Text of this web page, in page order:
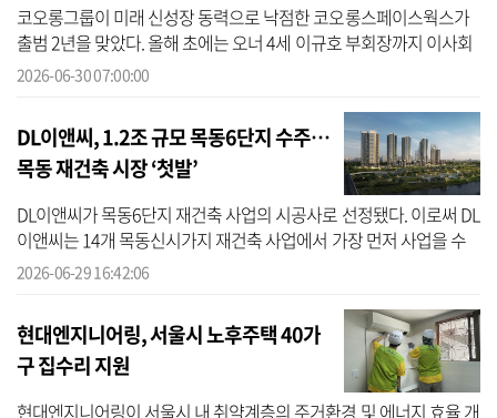
코오롱그룹이 미래 신성장 동력으로 낙점한 코오롱스페이스웍스가
출범 2년을 맞았다. 올해 초에는 오너 4세 이규호 부회장까지 이사회
에 합류하며 그룹 차원에서 힘을 쏟는 분위기다. 다만 회사가 2년 연
2026-06-30 07:00:00
DL이앤씨, 1.2조 규모 목동6단지 수주…
목동 재건축 시장 ‘첫발’
DL이앤씨가 목동6단지 재건축 사업의 시공사로 선정됐다. 이로써 DL
이앤씨는 14개 목동신시가지 재건축 사업에서 가장 먼저 사업을 수
주한 건설사로 이름을 올리게 됐다. 29일 도시정비업계에 따르면 DL
2026-06-29 16:42:06
현대엔지니어링, 서울시 노후주택 40가
구 집수리 지원
현대엔지니어링이 서울시 내 취약계층의 주거환경 및 에너지 효율 개